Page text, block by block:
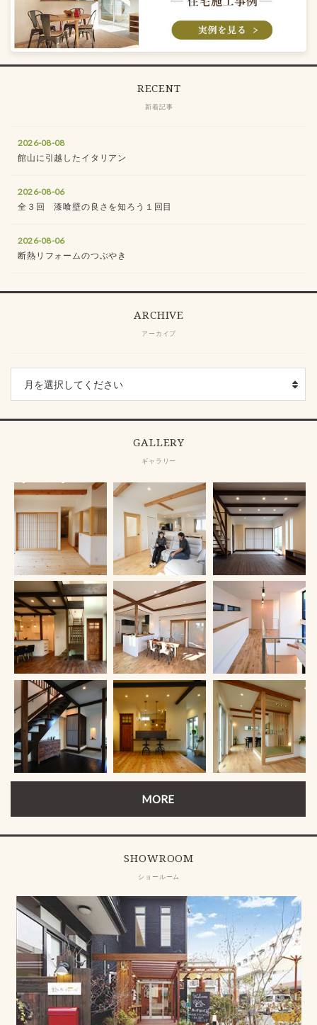
RECENT
新着記事
2026-08-08
館山に引越したイタリアン
2026-08-06
全３回 漆喰壁の良さを知ろう１回目
2026-08-06
断熱リフォームのつぶやき
ARCHIVE
アーカイブ
GALLERY
ギャラリー
MORE
SHOWROOM
ショールーム